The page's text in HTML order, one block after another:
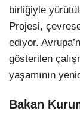
birliğiyle
Projesi,
ediyor.
gösterilen
yaşamının
Bakan